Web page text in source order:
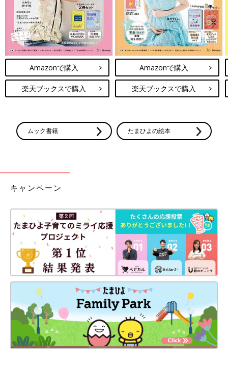
薬を適切に収納しましょう
薬は種類ごと・飲む人ごとに分類し、収納場所に合った収納ケー
故を防ぐためには子どもの手や目の届きにくい場所に保管し、も
し子どもが手にしても開封できないタイプの袋やケースを用いる
ことがポイントです。
薬を安心・安全に保管して、誤飲・誤用を未然に防ぎましょう。
＜参考文献＞
※1 東京消防庁「乳幼児の窒息や誤飲に注意！」
※2 東京都健康安全研究センター「消費者安全法第23条第１項の
規定に基づく事故等原因調査報告書【概要】—子供による医薬品
誤飲事故—（消費者安全調査委員会）」
PROFILE
Amazonで購入
楽天ブックスで購入
Amazonで購入
楽天ブックスで購入
ムック書籍 たまひよの絵本
キャンペーン